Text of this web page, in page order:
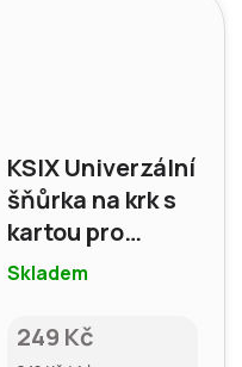
KSIX Univerzální
šňůrka na krk s
kartou pro
smartphone,
Skladem
249 Kč